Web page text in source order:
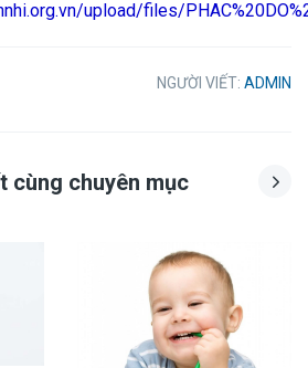
upload/files/
NGƯỜI VIẾT: ADMIN
cùng chuyên mục